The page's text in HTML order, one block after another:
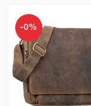
-0%